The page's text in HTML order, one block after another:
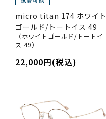
micro titan 174 ホワイト
ゴールド/トートイス 49
（ホワイトゴールド/トートイ
ス 49）
22,000円(税込)